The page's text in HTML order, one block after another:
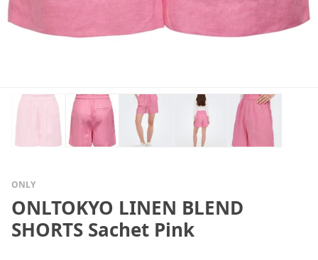
ONLY
ONLTOKYO LINEN BLEND
SHORTS Sachet Pink